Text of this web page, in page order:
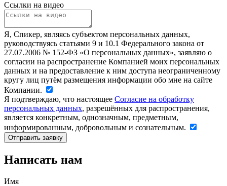
Ссылки на видео
Я, Спикер, являясь субъектом персональных данных,
руководствуясь статьями 9 и 10.1 Федерального закона от
27.07.2006 № 152-ФЗ «О персональных данных», заявляю о
согласии на распространение Компанией моих персональных
данных и на предоставление к ним доступа неограниченному
кругу лиц путём размещения информации обо мне на сайте
Компании.
Я подтверждаю, что настоящее Согласие на обработку
персональных данных, разрешённых для распространения,
является конкретным, однозначным, предметным,
информированным, добровольным и сознательным.
Написать нам
Имя